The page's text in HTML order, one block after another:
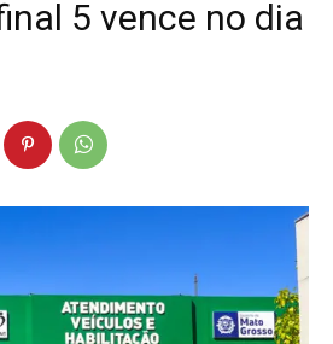
5 vence no dia